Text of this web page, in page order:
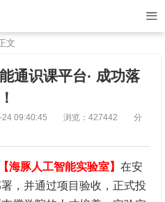
文
通识课平台· 成功落
24 09:40:45 浏览：427442
分
【海豚人工智能实验室】 在安
，并通过项目验收，正式投